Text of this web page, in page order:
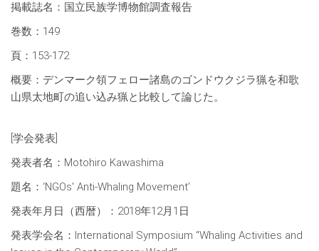
掲載誌名：国立民族学博物館調査報告
巻数：149
頁：153-172
概要：デンマーク領フェロー諸島のゴンドウクジラ猟を和歌
山県太地町の追い込み猟と比較して論じた。
[学会発表]
発表者名：Motohiro Kawashima
題名：‘NGOs' Anti-Whaling Movement’
発表年月日（西暦）：2018年12月1日
発表学会名：International Symposium “Whaling Activities and